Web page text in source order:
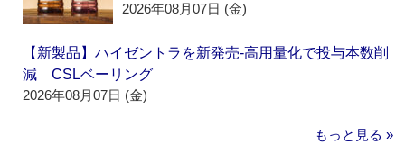
2026年08月07日 (金)
【新製品】ハイゼントラを新発売‐高用量化で投与本数削
減 CSLベーリング
2026年08月07日 (金)
もっと見る »